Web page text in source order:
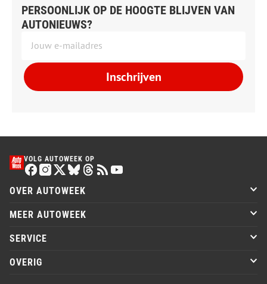
PERSOONLIJK OP DE HOOGTE BLIJVEN VAN
AUTONIEUWS?
Inschrijven
VOLG AUTOWEEK OP
OVER AUTOWEEK
MEER AUTOWEEK
SERVICE
OVERIG